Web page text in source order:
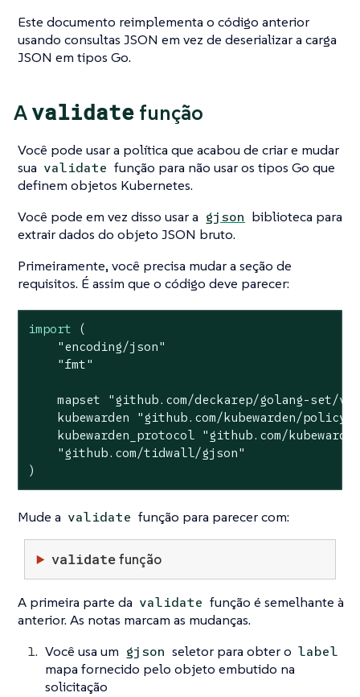
Este documento reimplementa o código anterior
usando consultas JSON em vez de deserializar a carga
JSON em tipos Go.
Avalidate função
Você pode usar a política que acabou de criar e mudar
sua validate função para não usar os tipos Go que
definem objetos Kubernetes.
Você pode em vez disso usar a gjson biblioteca para
extrair dados do objeto JSON bruto.
Primeiramente, você precisa mudar a seção de
requisitos. É assim que o código deve parecer:
import (
"encoding/json"
"fmt"
    mapset
"github.com/deckarep/golang-set/v2"
    kubewarden
"github.com/kubewarden/policy-
    kubewarden_protocol
"github.com/
"github.com/tidwall/gjson"
)
Mude a validate função para parecer com:
validatefunção
A primeira parte da validate função é semelhante à
anterior. As notas marcam as mudanças.
Você usa um gjson seletor para obter o label
mapa fornecido pelo objeto embutido na
solicitação